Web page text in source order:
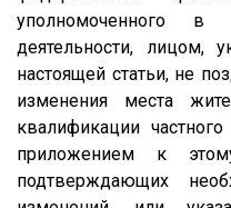
уполномоченного в
деятельности,
настоящей статьи, не
изменения места
квалификации
приложением к
подтверждающих